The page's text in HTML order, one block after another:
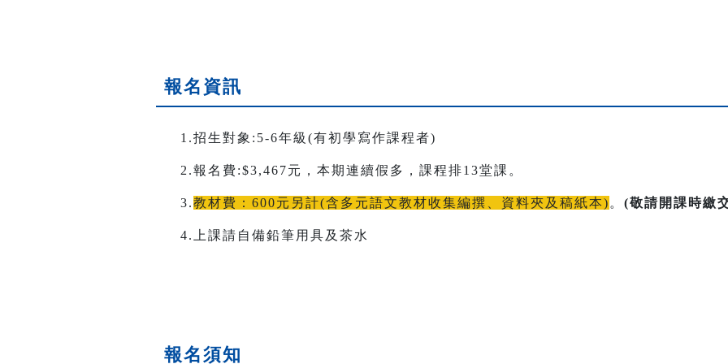
報名資訊
1.招生對象:5-6年級(有初學寫作課程者)
2.報名費:$3,467元，本期連續假多，課程排13堂課。
3.教材費：600元另計(含多元語文教材收集編撰、資料夾及稿紙本) 。 (敬請開課時繳
4.上課請自備鉛筆用具及茶水
報名須知